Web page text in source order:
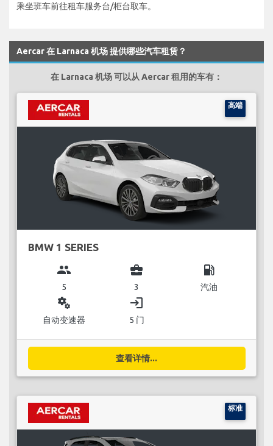
乘坐班车前往租车服务台/柜台取车。
Aercar 在 Larnaca 机场 提供哪些汽车租赁？
在 Larnaca 机场 可以从 Aercar 租用的车有：
高端
BMW 1 SERIES
group
5
business_center
3
local_gas_station
汽油
miscellaneous_services
自动变速器
login
5 门
查看详情...
标准